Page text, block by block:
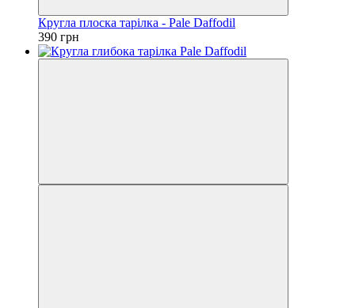
Кругла плоска тарілка - Pale Daffodil
390 грн